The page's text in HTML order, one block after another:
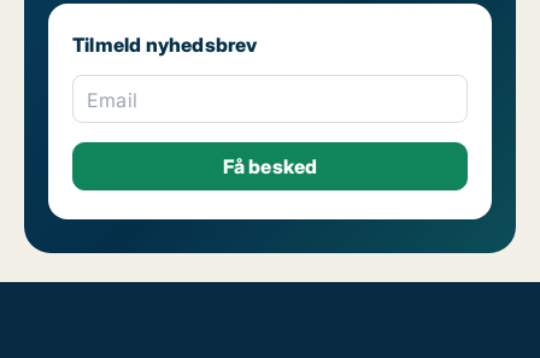
Tilmeld nyhedsbrev
Email